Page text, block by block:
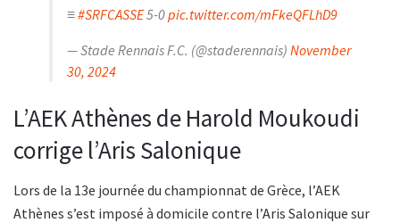
≡#SRFCASSE5-0pic.twitter.com/mFkeQFLhD9
— Stade Rennais F.C. (@staderennais) November
30, 2024
L’AEK Athènes de Harold Moukoudi
corrige l’Aris Salonique
Lors de la 13e journée du championnat de Grèce, l’AEK
Athènes s’est imposé à domicile contre l’Aris Salonique sur